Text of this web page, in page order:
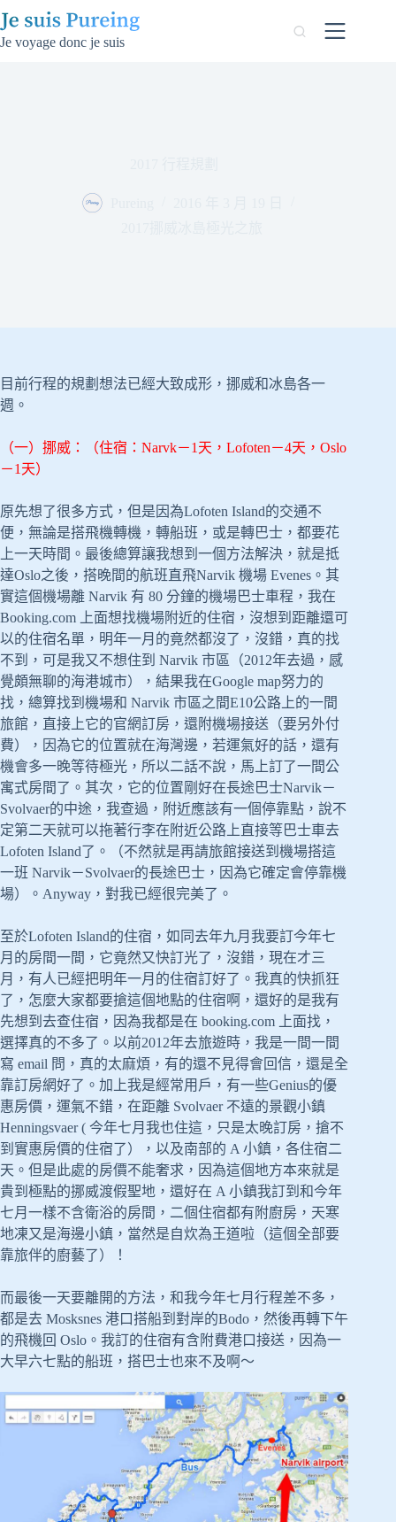
跳
至
Je voyage donc je suis
目前行程的規劃想法已經大致成形，挪威和冰島各一
週。
（一）挪威：（住宿：Narvk－1天，Lofoten－4天，Oslo
－1天）
原先想了很多方式，但是因為Lofoten Island的交通不
便，無論是搭飛機轉機，轉船班，或是轉巴士，都要花
上一天時間。最後總算讓我想到一個方法解決，就是抵
達Oslo之後，搭晚間的航班直飛Narvik 機場 Evenes。其
實這個機場離 Narvik 有 80 分鐘的機場巴士車程，我在
Booking.com 上面想找機場附近的住宿，沒想到距離還可
以的住宿名單，明年一月的竟然都沒了，沒錯，真的找
不到，可是我又不想住到 Narvik 市區（2012年去過，感
覺頗無聊的海港城市），結果我在Google map努力的
找，總算找到機場和 Narvik 市區之間E10公路上的一間
旅館，直接上它的官網訂房，還附機場接送（要另外付
費），因為它的位置就在海灣邊，若運氣好的話，還有
機會多一晚等待極光，所以二話不說，馬上訂了一間公
寓式房間了。其次，它的位置剛好在長途巴士Narvik－
Svolvaer的中途，我查過，附近應該有一個停靠點，說不
定第二天就可以拖著行李在附近公路上直接等巴士車去
Lofoten Island了。（不然就是再請旅館接送到機場搭這
一班 Narvik－Svolvaer的長途巴士，因為它確定會停靠機
場）。Anyway，對我已經很完美了。
至於Lofoten Island的住宿，如同去年九月我要訂今年七
月的房間一間，它竟然又快訂光了，沒錯，現在才三
月，有人已經把明年一月的住宿訂好了。我真的快抓狂
了，怎麼大家都要搶這個地點的住宿啊，還好的是我有
先想到去查住宿，因為我都是在 booking.com 上面找，
選擇真的不多了。以前2012年去旅遊時，我是一間一間
寫 email 問，真的太麻煩，有的還不見得會回信，還是全
靠訂房網好了。加上我是經常用戶，有一些Genius的優
惠房價，運氣不錯，在距離 Svolvaer 不遠的景觀小鎮
Henningsvaer ( 今年七月我也住這，只是太晚訂房，搶不
到實惠房價的住宿了），以及南部的 A 小鎮，各住宿二
天。但是此處的房價不能奢求，因為這個地方本來就是
貴到極點的挪威渡假聖地，還好在 A 小鎮我訂到和今年
七月一樣不含衛浴的房間，二個住宿都有附廚房，天寒
地凍又是海邊小鎮，當然是自炊為王道啦（這個全部要
靠旅伴的廚藝了）！
而最後一天要離開的方法，和我今年七月行程差不多，
都是去 Mosksnes 港口搭船到對岸的Bodo，然後再轉下午
的飛機回 Oslo。我訂的住宿有含附費港口接送，因為一
大早六七點的船班，搭巴士也來不及啊～